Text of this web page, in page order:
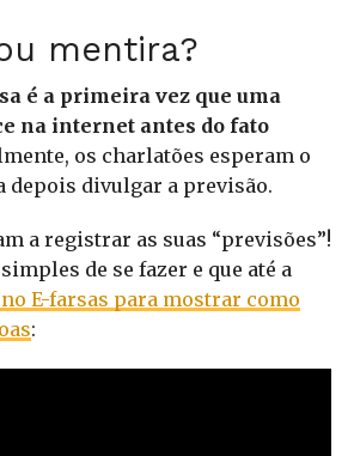
mentira?
é a primeira vez que uma
na internet antes do fato
os charlatões esperam o
depois divulgar a previsão.
a registrar as suas “previsões”!
de se fazer e que até a
E-farsas para mostrar como
: